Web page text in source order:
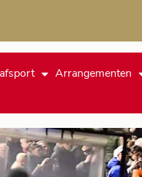
Arrangementen